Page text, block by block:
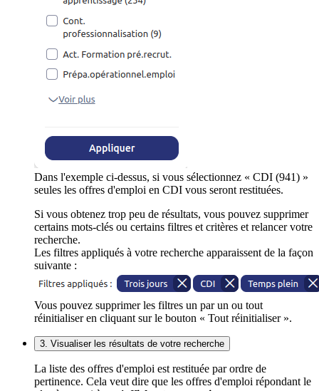
Dans l'exemple ci-dessus, si vous sélectionnez « CDI (941) »
seules les offres d'emploi en CDI vous seront restituées.
Si vous obtenez trop peu de résultats, vous pouvez supprimer
certains mots-clés ou certains filtres et critères et relancer votre
recherche.
Les filtres appliqués à votre recherche apparaissent de la façon
suivante :
Vous pouvez supprimer les filtres un par un ou tout
réinitialiser en cliquant sur le bouton « Tout réinitialiser ».
3. Visualiser les résultats de votre recherche
La liste des offres d'emploi est restituée par ordre de
pertinence. Cela veut dire que les offres d'emploi répondant le